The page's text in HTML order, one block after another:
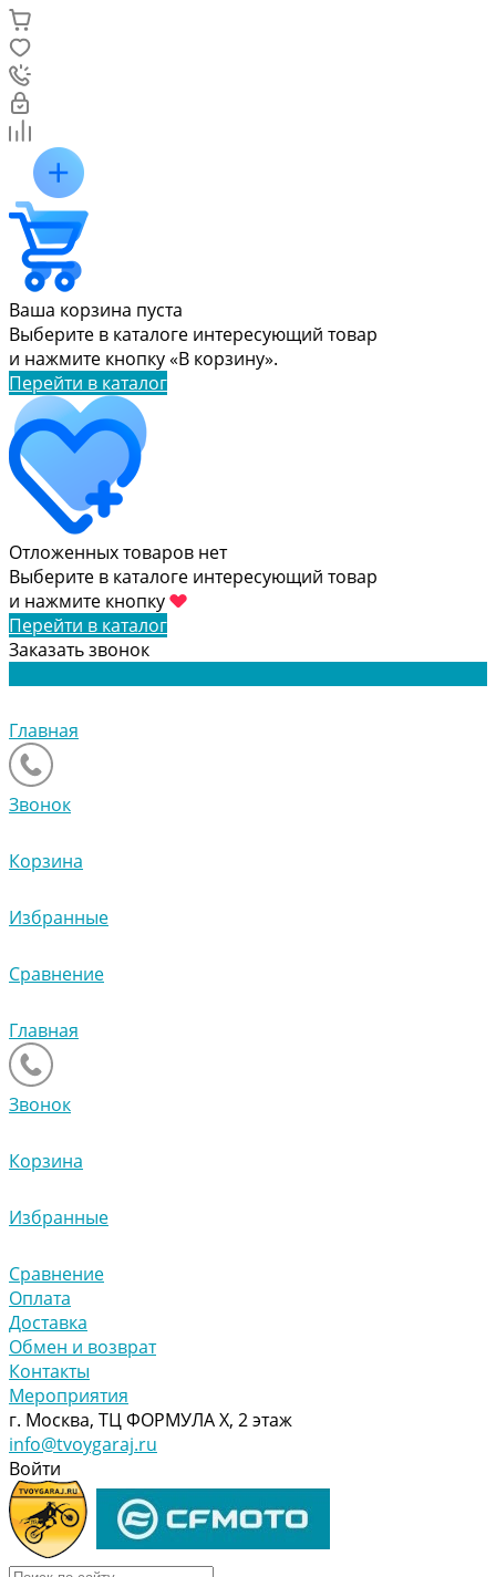
Ваша корзина пуста
Выберите в каталоге интересующий товар
и нажмите кнопку «В корзину».
Перейти в каталог
Отложенных товаров нет
Выберите в каталоге интересующий товар
и нажмите кнопку
Перейти в каталог
Заказать звонок
Главная
Звонок
Корзина
Избранные
Сравнение
Главная
Звонок
Корзина
Избранные
Сравнение
Оплата
Доставка
Обмен и возврат
Контакты
Мероприятия
г. Москва, ТЦ ФОРМУЛА Х, 2 этаж
info@tvoygaraj.ru
Войти